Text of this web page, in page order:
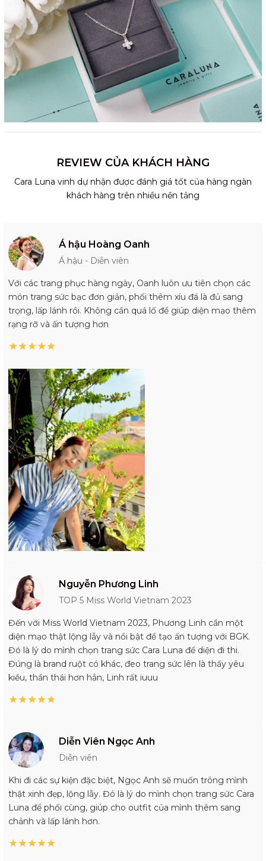
REVIEW CỦA KHÁCH HÀNG
Cara Luna vinh dự nhận được đánh giá tốt của hàng ngàn
khách hàng trên nhiều nền tảng
Á hậu Hoàng Oanh
Á hậu - Diễn viên
Với các trang phục hàng ngày, Oanh luôn ưu tiên chọn các
món trang sức bạc đơn giản, phối thêm xíu đá là đủ sang
trọng, lấp lánh rồi. Không cần quá lố để giúp diện mạo thêm
rạng rỡ và ấn tượng hơn
★★★★★
Nguyễn Phương Linh
TOP 5 Miss World Vietnam 2023
Đến với Miss World Vietnam 2023, Phương Linh cần một
diện mạo thật lộng lẫy và nổi bật để tạo ấn tượng với BGK.
Đó là lý do mình chọn trang sức Cara Luna để diện đi thi.
Đúng là brand ruột có khác, đeo trang sức lên là thấy yêu
kiều, thần thái hơn hẳn, Linh rất iuuu
★★★★★
Diễn Viên Ngọc Anh
Diễn viên
Khi đi các sự kiện đặc biệt, Ngọc Anh sẽ muốn trông mình
thật xinh đẹp, lộng lẫy. Đó là lý do mình chọn trang sức Cara
Luna để phối cùng, giúp cho outfit của mình thêm sang
chảnh và lấp lánh hơn.
★★★★★